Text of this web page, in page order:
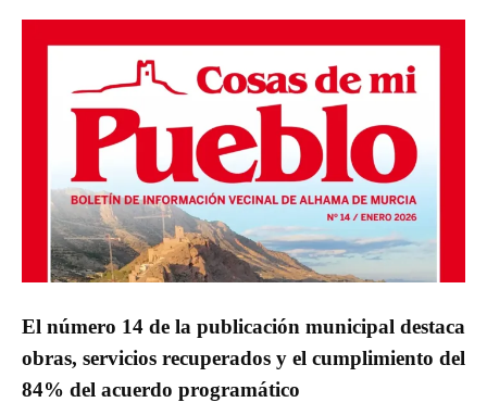
El número 14 de la publicación municipal destaca
obras, servicios recuperados y el cumplimiento del
84% del acuerdo programático